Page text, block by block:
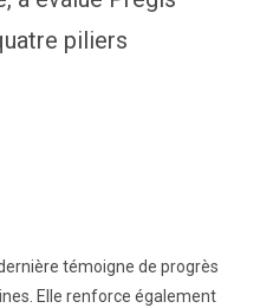
piliers
témoigne de progrès
Elle renforce également